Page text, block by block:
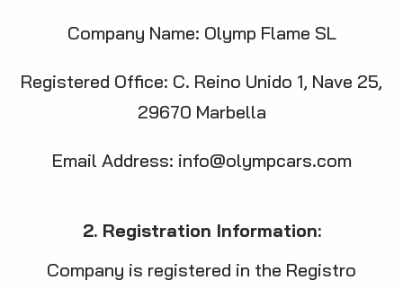
Company Name: Olymp Flame SL
Registered Office: C. Reino Unido 1, Nave 25,
29670 Marbella
Email Address: info@olympcars.com
2. Registration Information:
Company is registered in the Registro